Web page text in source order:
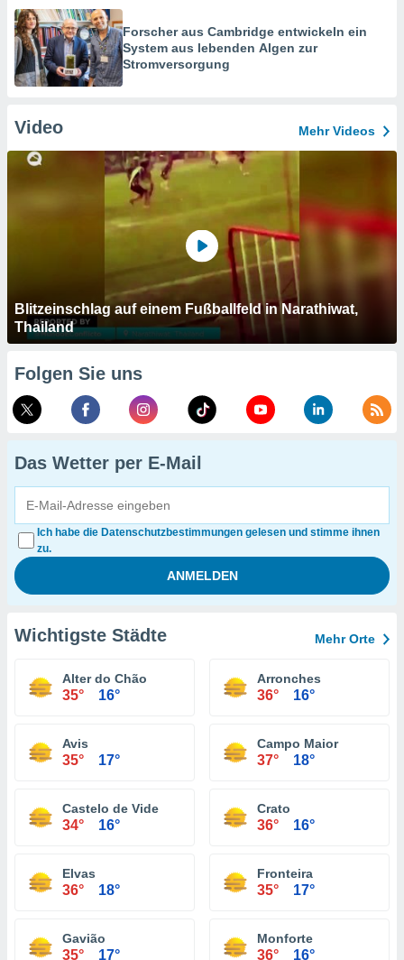
Forscher aus Cambridge entwickeln ein
System aus lebenden Algen zur
Stromversorgung
Video Mehr Videos
Blitzeinschlag auf einem Fußballfeld in Narathiwat,
Thailand
Folgen Sie uns
Das Wetter per E-Mail
Ich habe die Datenschutzbestimmungen gelesen und stimme ihnen
zu.
Wichtigste Städte Mehr Orte
Alter do Chão
35° 16°
Arronches
36° 16°
Avis
35° 17°
Campo Maior
37° 18°
Castelo de Vide
34° 16°
Crato
36° 16°
Elvas
36° 18°
Fronteira
35° 17°
Gavião
35° 17°
Monforte
36° 16°